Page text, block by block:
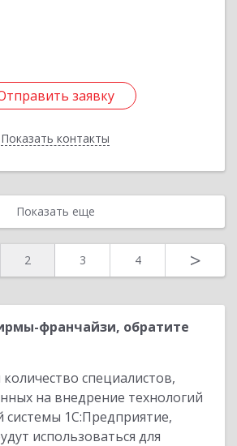
заявку
Показать контакты
заявку
Назад
Показать еще
2 3 4 >
франчайзи, обратите
специалистов,
на внедрение технологий
системы 1С:Предприятие,
использоваться для